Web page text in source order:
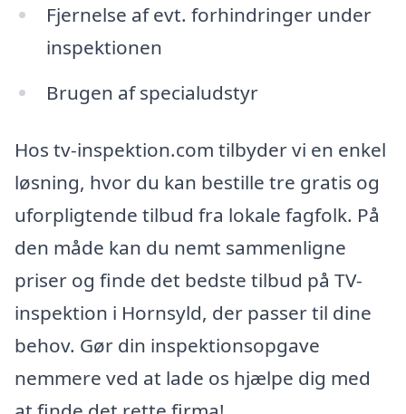
Fjernelse af evt. forhindringer under
inspektionen
Brugen af specialudstyr
Hos tv-inspektion.com tilbyder vi en enkel
løsning, hvor du kan bestille tre gratis og
uforpligtende tilbud fra lokale fagfolk. På
den måde kan du nemt sammenligne
priser og finde det bedste tilbud på TV-
inspektion i Hornsyld, der passer til dine
behov. Gør din inspektionsopgave
nemmere ved at lade os hjælpe dig med